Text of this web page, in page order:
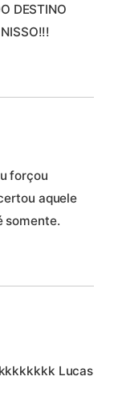
DESTINO
forçou
aquele
somente.
Lucas